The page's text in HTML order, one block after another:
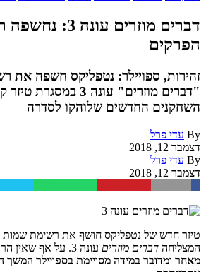
דברים מוזרים
הפרקים
זהירות, ספויילר: נטפליקס חשפה את
"דברים מוזרים" עונה 3
השחקנים החדשים שלוהקו לסדרה
By עדי פרל
דצמבר 12, 2018
By עדי פרל
דצמבר 12, 2018
טיזר חדש של נטפליקס חושף את רשימת
המצליחה דברים מוזרים עונה 3. על אף שאין הרבה מה להסיק מהרשימה,
מאחר ומדובר במידה מסויימת בספויילר המשך